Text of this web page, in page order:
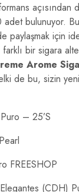
açısından
adet bulunuyor.
paylaşmak için
bir sigara
Arome
de bu, sizin
– 25’S
FREESHOP
(CDH)